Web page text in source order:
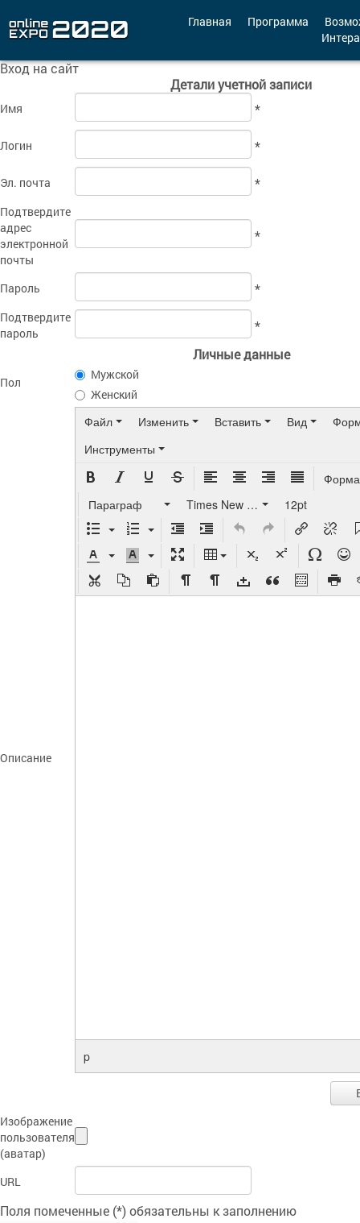
Главная Программа
Вход на сайт
Детали учетной записи
Имя *
Логин *
Эл. почта *
Подтвердите
адрес
электронной
почты
*
Пароль *
Подтвердите
пароль
*
Личные данные
Пол
Мужской
Женский
Описание
Файл Изменить Вставить Вид
Инструменты
Параграф
Times New Roman 12pt
p
Изображение
пользователя
(аватар)
URL
Поля помеченные (*) обязательны к заполнению
Мероприятия
О сервисе
Организациям
Контакты
Посетителям